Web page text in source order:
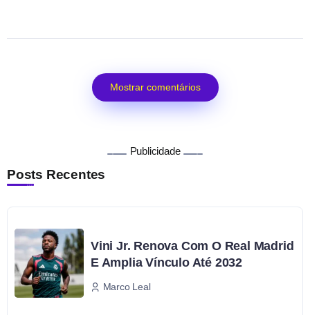
Mostrar comentários
Publicidade
Posts Recentes
Vini Jr. Renova Com O Real Madrid
E Amplia Vínculo Até 2032
Marco Leal